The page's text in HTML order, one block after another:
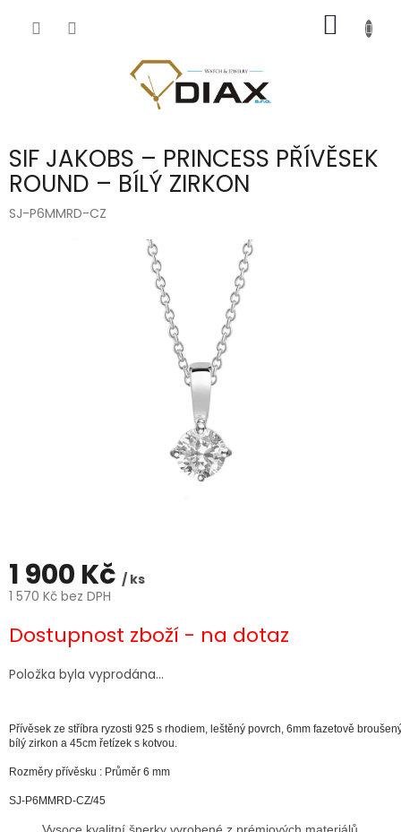
KOŠÍK
SIF JAKOBS – PRINCESS PŘÍVĚSEK
ROUND – BÍLÝ ZIRKON
SJ-P6MMRD-CZ
1 900 Kč / ks
1 570 Kč bez DPH
cena:
Dostupnost zboží - na dotaz
Položka byla vyprodána…
Přívěsek ze stříbra ryzosti 925 s rhodiem, leštěný povrch, 6mm fazetově
bílý zirkon a 45cm řetízek s kotvou.
Rozměry přívěsku : Průměr 6 mm
SJ-P6MMRD-CZ/45